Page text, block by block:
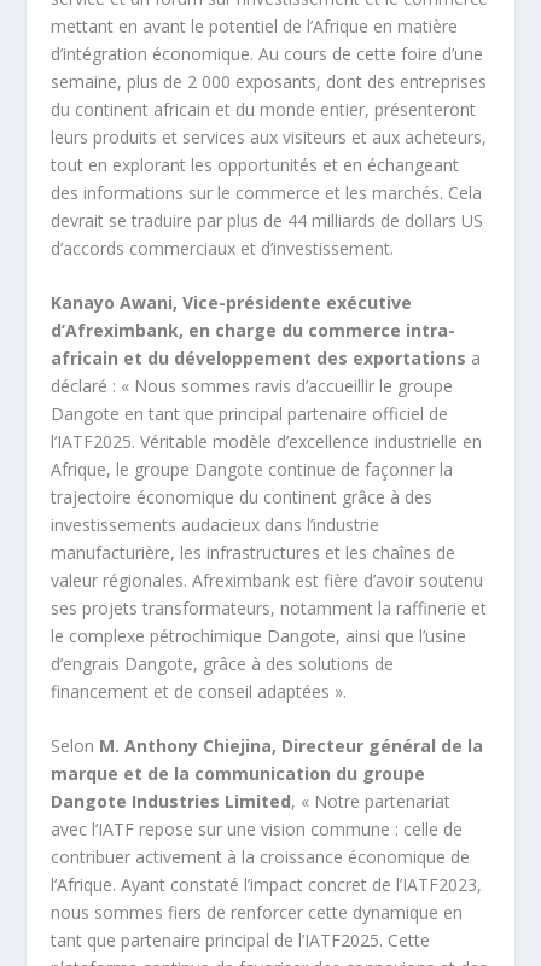
mettant en avant le potentiel de l’Afrique en matière
d’intégration économique. Au cours de cette foire d’une
semaine, plus de 2 000 exposants, dont des entreprises
du continent africain et du monde entier, présenteront
leurs produits et services aux visiteurs et aux acheteurs,
tout en explorant les opportunités et en échangeant
des informations sur le commerce et les marchés. Cela
devrait se traduire par plus de 44 milliards de dollars US
d’accords commerciaux et d’investissement.
Kanayo Awani, Vice-présidente exécutive
d’Afreximbank, en charge du commerce intra-
africain et du développement des exportations a
déclaré : « Nous sommes ravis d’accueillir le groupe
Dangote en tant que principal partenaire officiel de
l’IATF2025. Véritable modèle d’excellence industrielle en
Afrique, le groupe Dangote continue de façonner la
trajectoire économique du continent grâce à des
investissements audacieux dans l’industrie
manufacturière, les infrastructures et les chaînes de
valeur régionales. Afreximbank est fière d’avoir soutenu
ses projets transformateurs, notamment la raffinerie et
le complexe pétrochimique Dangote, ainsi que l’usine
d’engrais Dangote, grâce à des solutions de
financement et de conseil adaptées ».
Selon M. Anthony Chiejina, Directeur général de la
marque et de la communication du groupe
Dangote Industries Limited, « Notre partenariat
avec l’IATF repose sur une vision commune : celle de
contribuer activement à la croissance économique de
l’Afrique. Ayant constaté l’impact concret de l’IATF2023,
nous sommes fiers de renforcer cette dynamique en
tant que partenaire principal de l’IATF2025. Cette